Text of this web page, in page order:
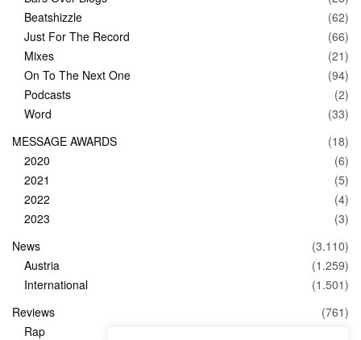
Beatshizzle
(62)
Just For The Record
(66)
Mixes
(21)
On To The Next One
(94)
Podcasts
(2)
Word
(33)
MESSAGE AWARDS
(18)
2020
(6)
2021
(5)
2022
(4)
2023
(3)
News
(3.110)
Austria
(1.259)
International
(1.501)
Reviews
(761)
Rap